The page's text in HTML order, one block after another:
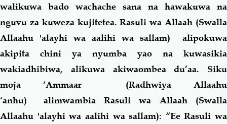
walikuwa bado wachache sana na hawakuwa na
nguvu za kuweza kujitetea. Rasuli wa Allaah (Swalla
Allaahu 'alayhi wa aalihi wa sallam) alipokuwa
akipita chini ya nyumba yao na kuwasikia
wakiadhibiwa, alikuwa akiwaombea du’aa. Siku
moja ‘Ammaar (Radhwiya Allaahu
‘anhu)
alimwambia Rasuli wa Allaah (Swalla
Allaahu 'alayhi wa aalihi wa sallam): “Ee Rasuli wa